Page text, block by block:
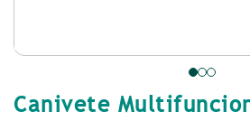
Canivete